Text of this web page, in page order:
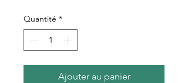
Quantité *
Ajouter au panier